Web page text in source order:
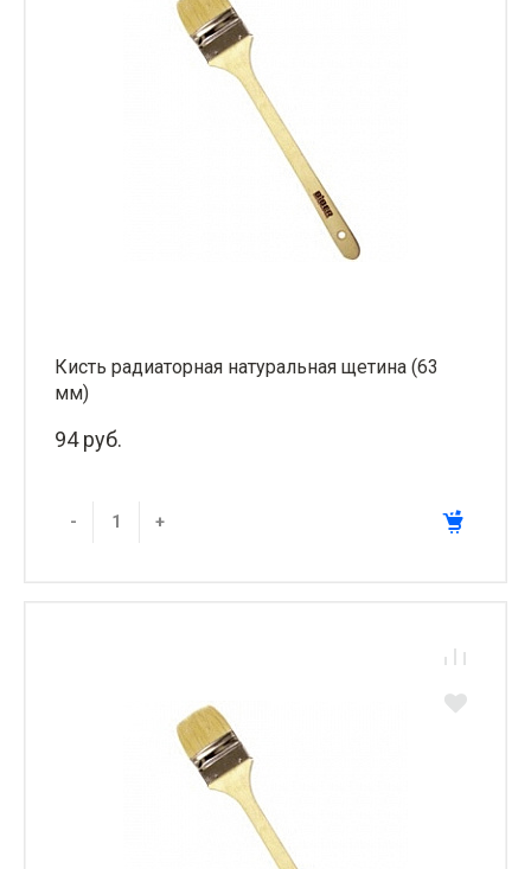
Кисть радиаторная натуральная щетина (63
мм)
94 руб.
- +